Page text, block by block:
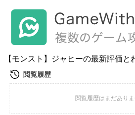
【モンスト】ジャヒーの最新評価と